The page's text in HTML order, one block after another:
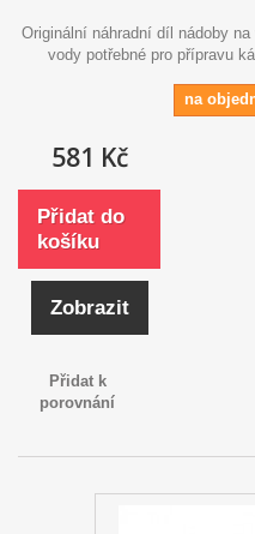
Originální náhradní díl nádoby
vody potřebné pro přípravu
na
581 Kč
Přidat do
košíku
Zobrazit
Přidat k
porovnání